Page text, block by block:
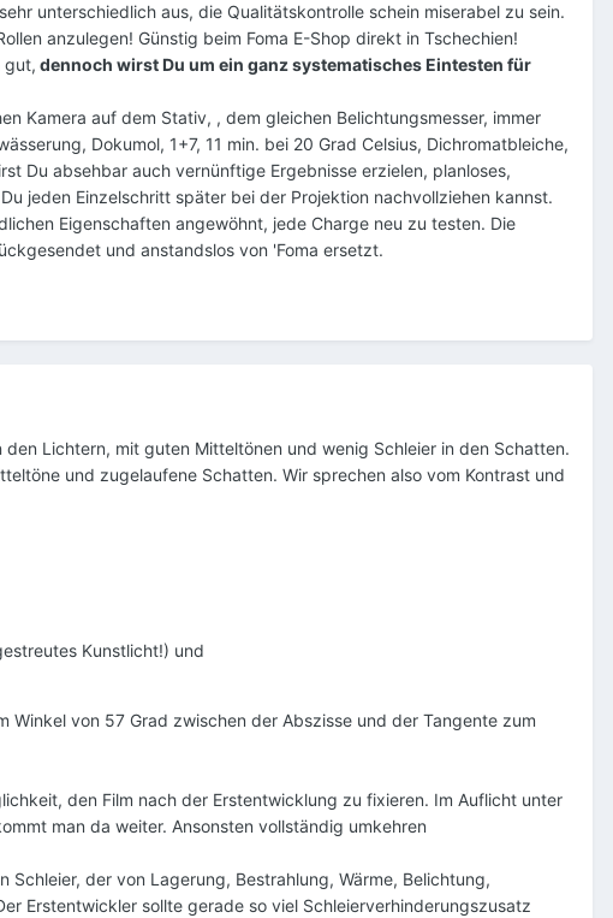
unterschiedlich aus, die Qualitätskontrolle schein miserabel zu sein.
anzulegen! Günstig beim Foma E-Shop direkt in Tschechien!
gut, dennoch wirst Du um ein ganz systematisches Eintesten für
Kamera auf dem Stativ, , dem gleichen Belichtungsmesser, immer
Dokumol, 1+7, 11 min. bei 20 Grad Celsius, Dichromatbleiche,
Du absehbar auch vernünftige Ergebnisse erzielen, planloses,
jeden Einzelschritt später bei der Projektion nachvollziehen kannst.
Eigenschaften angewöhnt, jede Charge neu zu testen. Die
und anstandslos von 'Foma ersetzt.
Lichtern, mit guten Mitteltönen und wenig Schleier in den Schatten.
und zugelaufene Schatten. Wir sprechen also vom Kontrast und
Kunstlicht!) und
von 57 Grad zwischen der Abszisse und der Tangente zum
den Film nach der Erstentwicklung zu fixieren. Im Auflicht unter
man da weiter. Ansonsten vollständig umkehren
der von Lagerung, Bestrahlung, Wärme, Belichtung,
Erstentwickler sollte gerade so viel Schleierverhinderungszusatz